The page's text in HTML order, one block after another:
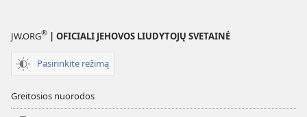
JW.ORG® | OFICIALI JEHOVOS LIUDYTOJŲ SVETAINĖ
Pasirinkite režimą
Greitosios nuorodos